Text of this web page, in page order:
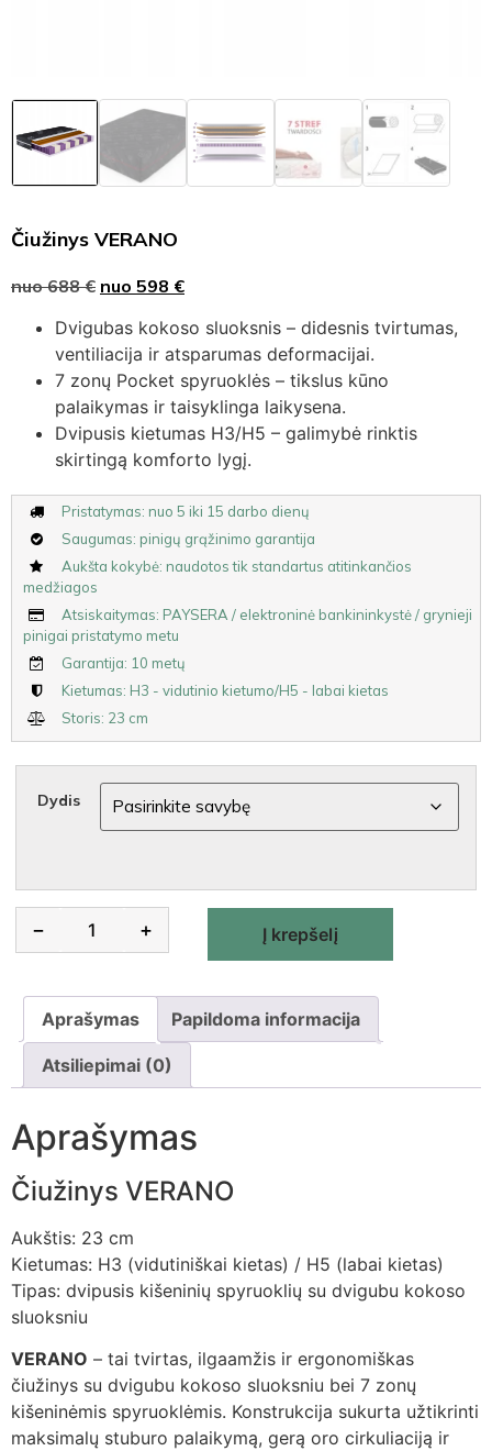
Čiužinys VERANO
nuo688€ nuo 598 €
Dvigubas kokoso sluoksnis – didesnis tvirtumas,
ventiliacija ir atsparumas deformacijai.
7 zonų Pocket spyruoklės – tikslus kūno
palaikymas ir taisyklinga laikysena.
Dvipusis kietumas H3/H5 – galimybė rinktis
skirtingą komforto lygį.
Pristatymas: nuo 5 iki 15 darbo dienų
Saugumas: pinigų grąžinimo garantija
Aukšta kokybė: naudotos tik standartus atitinkančios
medžiagos
Atsiskaitymas: PAYSERA / elektroninė bankininkystė / grynieji
pinigai pristatymo metu
Garantija: 10 metų
Kietumas: H3 - vidutinio kietumo/H5 - labai kietas
Storis: 23 cm
Dydis
− + Į krepšelį
Aprašymas Papildoma informacija
Atsiliepimai (0)
Aprašymas
Čiužinys VERANO
Aukštis: 23 cm
Kietumas: H3 (vidutiniškai kietas) / H5 (labai kietas)
Tipas: dvipusis kišeninių spyruoklių su dvigubu kokoso
sluoksniu
VERANO – tai tvirtas, ilgaamžis ir ergonomiškas
čiužinys su dvigubu kokoso sluoksniu bei 7 zonų
kišeninėmis spyruoklėmis. Konstrukcija sukurta užtikrinti
maksimalų stuburo palaikymą, gerą oro cirkuliaciją ir